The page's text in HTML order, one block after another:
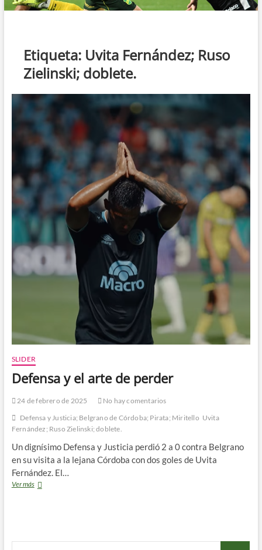
Etiqueta: Uvita Fernández; Ruso
Zielinski; doblete.
SLIDER
Defensa y el arte de perder
24 de febrero de 2025
No hay comentarios
Defensa y Justicia; Belgrano de Córdoba; Pirata; Miritello Uvita
Fernández; Ruso Zielinski; doblete.
Un dignísimo Defensa y Justicia perdió 2 a 0 contra Belgrano
en su visita a la lejana Córdoba con dos goles de Uvita
Fernández. El…
Ver másDefensa